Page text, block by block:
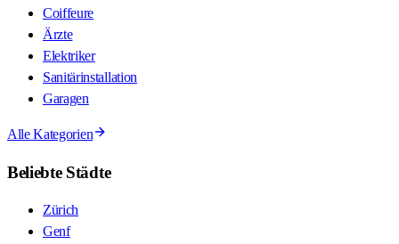
Coiffeure
Ärzte
Elektriker
Sanitärinstallation
Garagen
Alle Kategorien
Beliebte Städte
Zürich
Genf